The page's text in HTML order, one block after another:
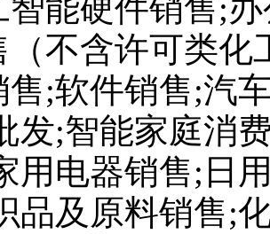
智能硬件销售;
（不含许可类
售;软件销售;汽
发;智能家庭消
用电器销售;日
品及原料销售;